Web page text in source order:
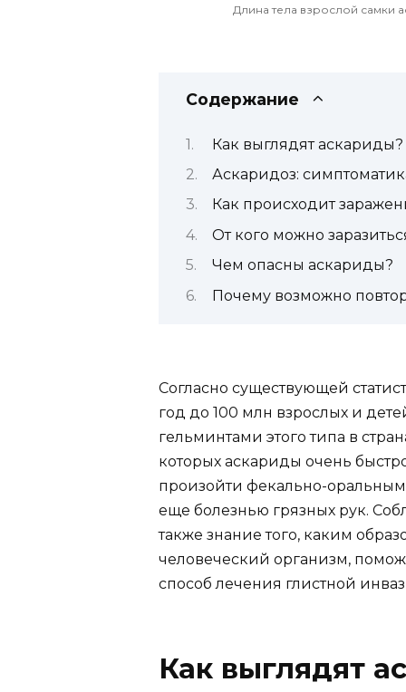
Длина тела взрослой самки
Содержание
Как выглядят аскариды?
Аскаридоз:
Как происходит
От кого можно
Чем опасны аскариды?
Почему возможно
Согласно существующей
год до 100 млн взрослых и
гельминтами этого типа в
которых аскариды очень
произойти фекально-
еще болезнью грязных рук.
также знание того, каким
человеческий организм,
способ лечения глистной
Как выглядят